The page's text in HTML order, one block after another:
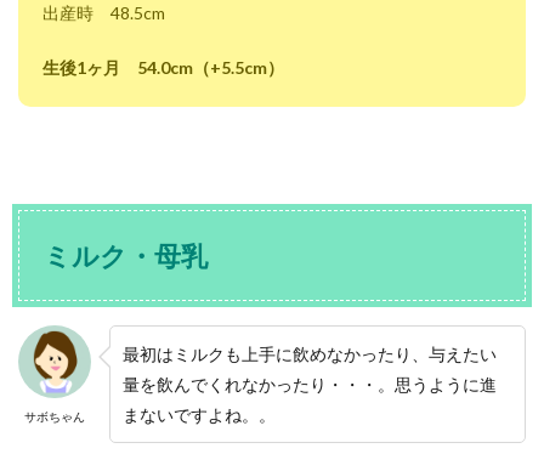
出産時 48.5cm
生後1ヶ月 54.0cm（+5.5cm）
ミルク・母乳
サボちゃん
最初はミルクも上手に飲めなかったり、与えたい
量を飲んでくれなかったり・・・。思うように進
まないですよね。。